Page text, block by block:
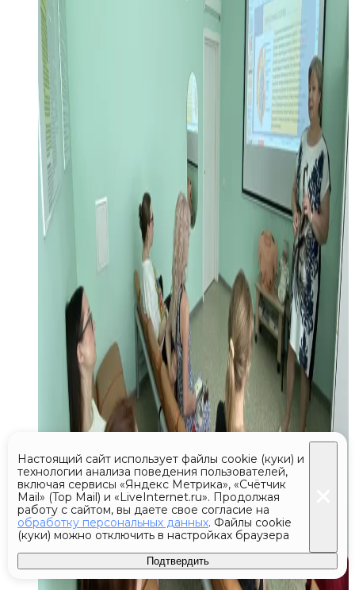
Настоящий сайт использует файлы cookie (куки) и
технологии анализа поведения пользователей,
включая сервисы «Яндекс Метрика», «Счётчик
Mail» (Top Mail) и «LiveInternet.ru». Продолжая
работу с сайтом, вы даете свое согласие на
обработку персональных данных. Файлы cookie
(куки) можно отключить в настройках браузера
Подтвердить